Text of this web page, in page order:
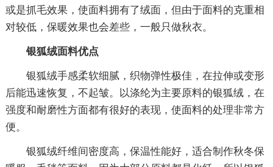
或是抓毛效果，使面料拥有了绒面，但由于面料的克重相
对较低，保暖效果也会差些，一般只做秋衣。
银狐绒面料优点
银狐绒手感柔软细腻，织物弹性极佳，在拉伸或变形
后能迅速恢复，不起皱。以涤纶为主要原料的银狐绒，在
强度和耐磨性方面都有很好的表现，使面料的处理非常方
便。
银狐绒纤维间密度高，保温性能好，适合制作秋冬保